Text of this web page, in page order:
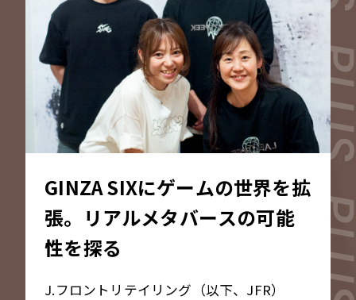
​​​GINZA SIXにゲームの世界を拡
張。​​リアルメタバースの可能
性を探る
J.フロントリテイリング（以下、JFR）